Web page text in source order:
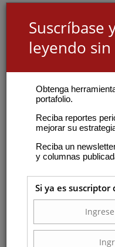
Suscríbase
leyendo
Obtenga
portafolio.
Reciba reportes
mejorar su
Reciba un
y columnas
Si ya es